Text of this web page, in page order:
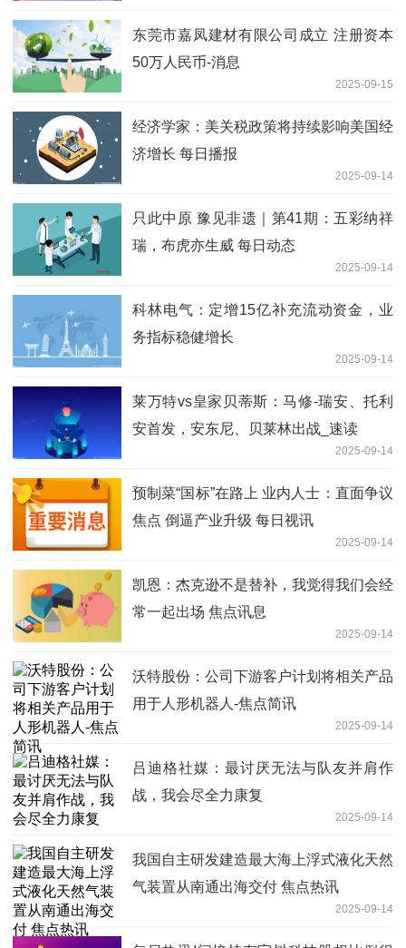
东莞市嘉凤建材有限公司成立 注册资本
50万人民币-消息
2025-09-15
经济学家：美关税政策将持续影响美国经
济增长 每日播报
2025-09-14
只此中原 豫见非遗｜第41期：五彩纳祥
瑞，布虎亦生威 每日动态
2025-09-14
科林电气：定增15亿补充流动资金，业
务指标稳健增长
2025-09-14
莱万特vs皇家贝蒂斯：马修-瑞安、托利
安首发，安东尼、贝莱林出战_速读
2025-09-14
预制菜“国标”在路上 业内人士：直面争议
焦点 倒逼产业升级 每日视讯
2025-09-14
凯恩：杰克逊不是替补，我觉得我们会经
常一起出场 焦点讯息
2025-09-14
沃特股份：公司下游客户计划将相关产品
用于人形机器人-焦点简讯
2025-09-14
吕迪格社媒：最讨厌无法与队友并肩作
战，我会尽全力康复
2025-09-14
我国自主研发建造最大海上浮式液化天然
气装置从南通出海交付 焦点热讯
2025-09-14